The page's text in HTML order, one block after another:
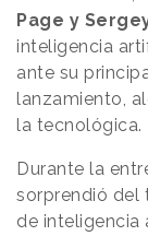
Page y
inteligencia
ante su
lanzamiento,
la tecnológica.
Durante la
sorprendió del
de inteligencia